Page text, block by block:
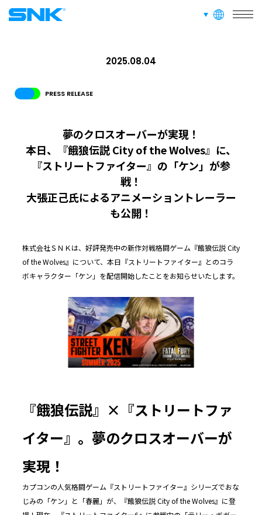
言語切り替え
PRESS RELEASE
2025.08.04
夢のクロスオーバーが実現！
本日、『餓狼伝説 City of the Wolves』に、
『ストリートファイター』の「ケン」が参
戦！
大張正己氏によるアニメーショントレーラー
も公開！
株式会社ＳＮＫは、好評発売中の新作対戦格闘ゲーム『餓狼伝説 City
of the Wolves』について、本日『ストリートファイター』とのコラ
ボキャラクター「ケン」を配信開始したことをお知らせいたします。
『餓狼伝説』×『ストリートファ
イター』。夢のクロスオーバーが
実現！
カプコンの人気格闘ゲーム『ストリートファイター』シリーズでおな
じみの「ケン」と「春麗」が、『餓狼伝説 City of the Wolves』に登